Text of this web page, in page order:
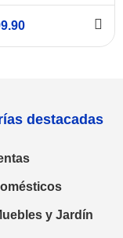
D25980-
destacadas
y Jardín